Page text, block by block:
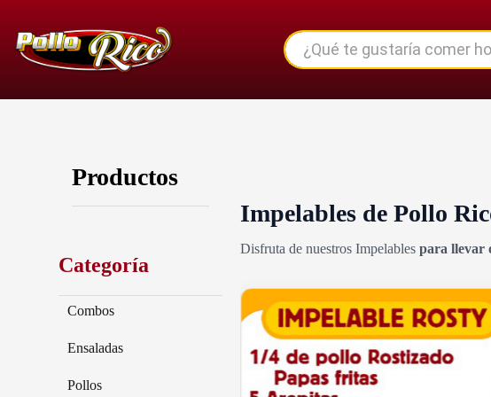
Productos
Categoría
Combos
Ensaladas
Pollos
Impelables de Pollo
Disfruta de nuestros Impelables para llevar